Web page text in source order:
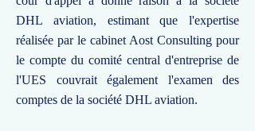
DHL aviation, estimant que l'expertise
réalisée par le cabinet Aost Consulting pour
le compte du comité central d'entreprise de
l'UES couvrait également l'examen des
comptes de la société DHL aviation.